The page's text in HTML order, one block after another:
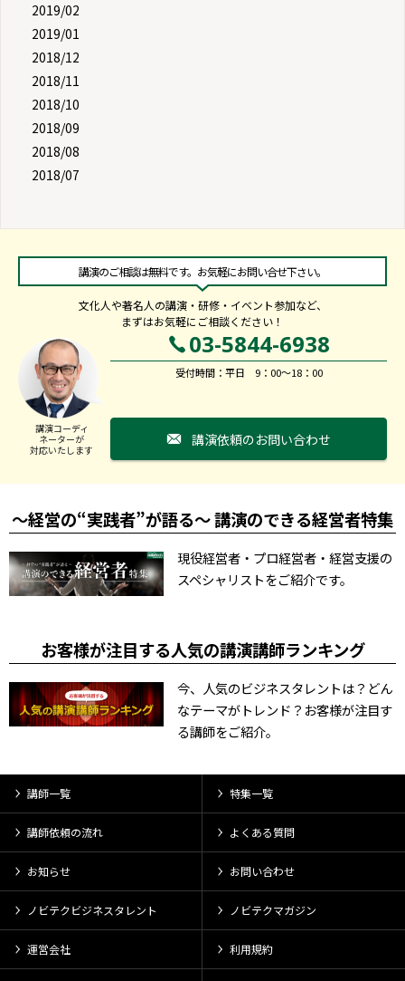
2019/02
2019/01
2018/12
2018/11
2018/10
2018/09
2018/08
2018/07
講演のご相談は無料です。お気軽にお問い合せ下さい。
文化人や著名人の講演・研修・イベント参加など、
まずはお気軽にご相談ください！
講演コーディ
ネーターが
対応いたします
03-5844-6938
受付時間：平日 9：00～18：00
講演依頼のお問い合わせ
～経営の“実践者”が語る～ 講演のできる経営者特集
現役経営者・プロ経営者・経営支援の
スペシャリストをご紹介です。
お客様が注目する人気の講演講師ランキング
今、人気のビジネスタレントは？どん
なテーマがトレンド？お客様が注目す
る講師をご紹介。
講師一覧 特集一覧
講師依頼の流れ よくある質問
お知らせ お問い合わせ
ノビテクビジネスタレント ノビテクマガジン
運営会社 利用規約